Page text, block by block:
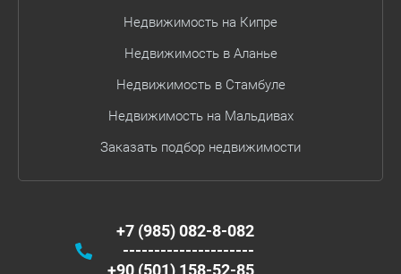
Недвижимость на Кипре
Недвижимость в Аланье
Недвижимость в Стамбуле
Недвижимость на Мальдивах
Заказать подбор недвижимости
+7 (985) 082-8-082
---------------------
+90 (501) 158-52-85